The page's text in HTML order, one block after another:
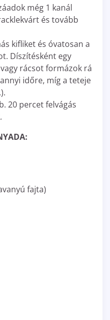
még 1 kanál
és tovább
kifliket és óvatosan a
Díszítésként egy
rácsot formázok rá
időre, míg a teteje
20 percet felvágás
fajta)